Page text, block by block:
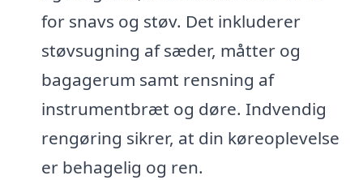
for snavs og støv. Det inkluderer
støvsugning af sæder, måtter og
bagagerum samt rensning af
instrumentbræt og døre. Indvendig
rengøring sikrer, at din køreoplevelse
er behagelig og ren.